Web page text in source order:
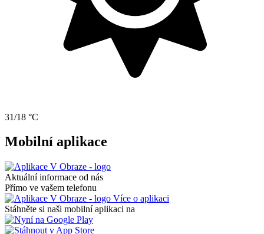
31/18 °C
Mobilní aplikace
Aktuální informace od nás
Přímo ve vašem telefonu
Více o aplikaci
Stáhněte si naši mobilní aplikaci na